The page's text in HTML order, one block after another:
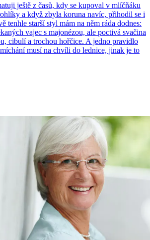
ještě z časů, kdy se kupoval v mlíčňáku
a když zbyla koruna navíc, přihodil se i
tenhle starší styl mám na něm ráda dodnes:
vajec s majonézou, ale poctivá svačina
cibulí a trochou hořčice. A jedno pravidlo
musí na chvíli do lednice, jinak je to